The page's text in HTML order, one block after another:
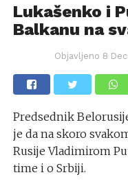
Lukašenko i
Balkanu na
Objavljeno 8
Predsednik
je da na skoro
Rusije Vladimirom
time i o Srbiji.